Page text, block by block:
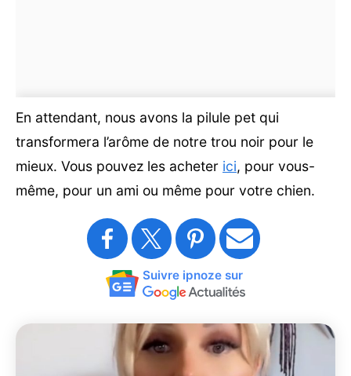
En attendant, nous avons la pilule pet qui
transformera l’arôme de notre trou noir pour le
mieux. Vous pouvez les acheter ici, pour vous-
même, pour un ami ou même pour votre chien.
Suivre ipnoze sur